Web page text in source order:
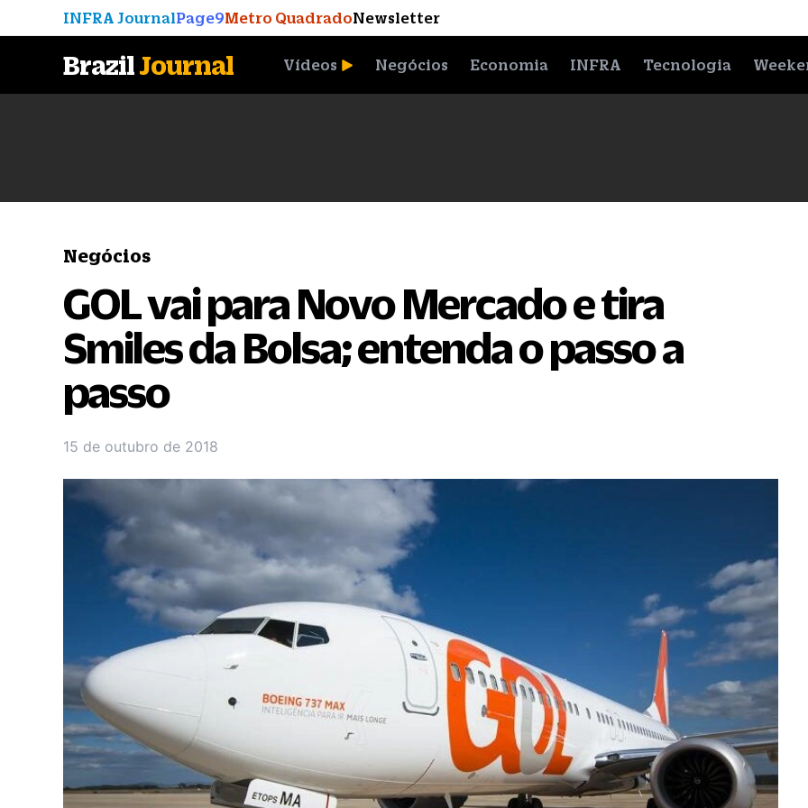
INFRA JournalPage9Metro QuadradoNewsletter
BrazilJournal Vídeos Negócios Economia INFRA Tecnologia
Negócios
GOL vai para Novo Mercado e tira
Smiles da Bolsa; entenda o passo a
passo
15 de outubro de 2018